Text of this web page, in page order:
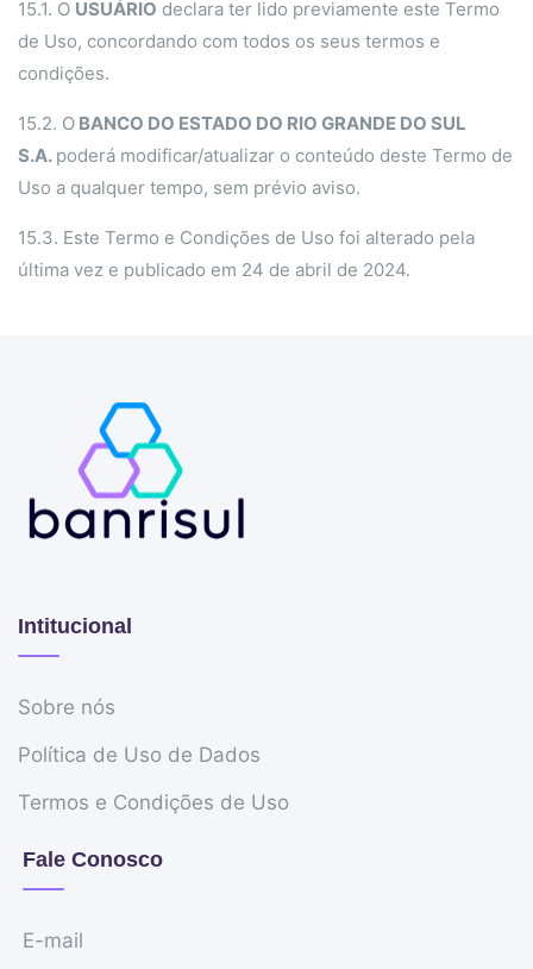
15.1. O USUÁRIO declara ter lido previamente este Termo
de Uso, concordando com todos os seus termos e
condições.
15.2. O BANCO DO ESTADO DO RIO GRANDE DO SUL
S.A. poderá modificar/atualizar o conteúdo deste Termo de
Uso a qualquer tempo, sem prévio aviso.
15.3. Este Termo e Condições de Uso foi alterado pela
última vez e publicado em 24 de abril de 2024.
Intitucional
Sobre nós
Política de Uso de Dados
Termos e Condições de Uso
Fale Conosco
E-mail